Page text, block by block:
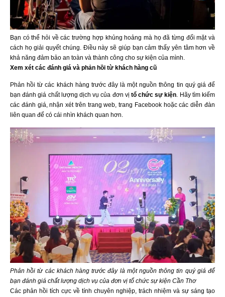
Bạn có thể hỏi về các trường hợp khủng hoảng mà họ đã từng đối mặt và
cách họ giải quyết chúng. Điều này sẽ giúp bạn cảm thấy yên tâm hơn về
khả năng đảm bảo an toàn và thành công cho sự kiện của mình.
Xem xét các đánh giá và phản hồi từ khách hàng cũ
Phản hồi từ các khách hàng trước đây là một nguồn thông tin quý giá để
bạn đánh giá chất lượng dịch vụ của đơn vị tổ chức sự kiện. Hãy tìm kiếm
các đánh giá, nhận xét trên trang web, trang Facebook hoặc các diễn đàn
liên quan để có cái nhìn khách quan hơn.
Phản hồi từ các khách hàng trước đây là một nguồn thông tin quý giá để
bạn đánh giá chất lượng dịch vụ của đơn vị tổ chức sự kiện Cần Thơ
Các phản hồi tích cực về tính chuyên nghiệp, trách nhiệm và sự sáng tạo